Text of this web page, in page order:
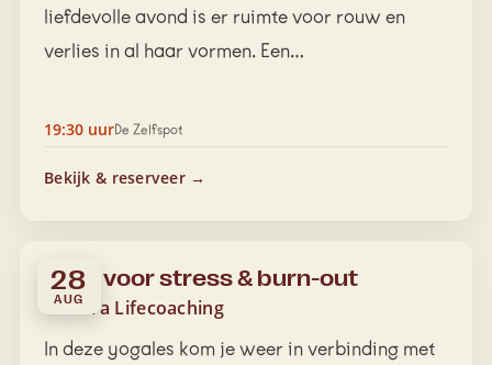
liefdevolle avond is er ruimte voor rouw en
verlies in al haar vormen. Een…
19:30 uurDe Zelfspot
Bekijk & reserveer →
28
AUG
Yoga voor stress & burn-out
Tamara Lifecoaching
In deze yogales kom je weer in verbinding met